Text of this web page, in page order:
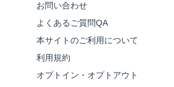
お問い合わせ
よくあるご質問QA
本サイトのご利用について
利用規約
オプトイン・オプトアウト